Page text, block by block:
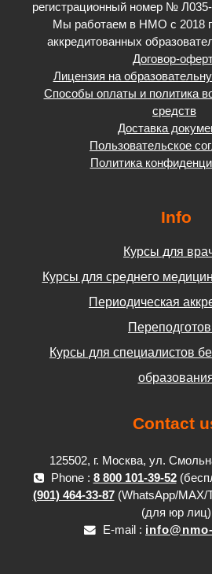
регистрационный номер №
Мы работаем в НМО с 2018
аккредитованных
Договор-
Лицензия на
Способы оплаты и политика
средств
Доставка
Пользовательское
Политика
Info
Курсы для
Курсы для среднего
Периодическая
Курсы для специалистов
Contact
125502, г. Москва, ул.
Phone : 8 800 101-39-52
(901) 464-33-87(WhatsApp/MAX/
(для юр лиц)
E-mail :